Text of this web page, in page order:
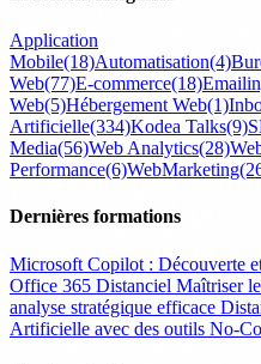
Application
Mobile(18)Automatisation(4)
Web(77)E-commerce(18)
Web(5)Hébergement Web(1)
Artificielle(334)Kodea Talks(9)
Media(56)Web Analytics(28)
Performance(6)WebMarketing
Dernières formations
Microsoft Copilot : Découverte
Office 365 Distanciel Maîtriser
analyse stratégique efficace
Artificielle avec des outils No-